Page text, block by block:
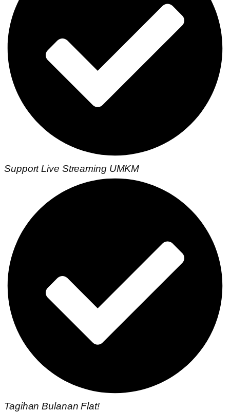
Support Live Streaming UMKM
Tagihan Bulanan Flat!